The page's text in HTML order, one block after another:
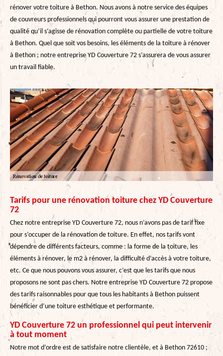
rénover votre toiture à Bethon. Nous avons à notre service des équipes
de couvreurs professionnels qui pourront vous assurer une prestation de
qualité qu’il s’agisse de rénovation complète ou partielle de votre toiture
à Bethon. Quel que soit vos besoins, les éléments de la toiture à rénover
à Bethon ; notre entreprise YD Couverture 72 s’assurera de vous assurer
un travail fiable.
Tarifs pour une rénovation toiture chez YD Couverture
72
Chez notre entreprise YD Couverture 72, nous n’avons pas de tarif fixe
pour s’occuper de la rénovation de toiture. En effet, nos tarifs vont
dépendre de différents facteurs, comme : la forme de la toiture, les
éléments à rénover, le m2 à rénover, la difficulté d’accès à votre toiture,
etc. Ce que nous pouvons vous assurer, c’est que les tarifs que nous
proposons ne sont pas chers. Notre entreprise YD Couverture 72 propose
des tarifs raisonnables pour que tous les habitants à Bethon puissent
bénéficier d’une toiture esthétique et performante.
YD Couverture 72 un professionnel qui peut intervenir
à tout moment
Notre mot d’ordre est de satisfaire notre clientèle, et à Bethon 72610 ;